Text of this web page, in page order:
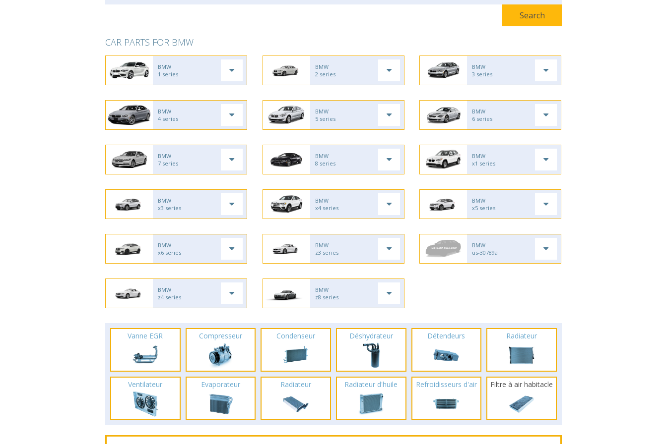
CAR PARTS FOR BMW
BMW
1 series
BMW
2 series
BMW
3 series
BMW
4 series
BMW
5 series
BMW
6 series
BMW
7 series
BMW
8 series
BMW
x1 series
BMW
x3 series
BMW
x4 series
BMW
x5 series
BMW
x6 series
BMW
z3 series
BMW
us-30789a
BMW
z4 series
BMW
z8 series
Vanne EGR Compresseur Condenseur Déshydrateur Détendeurs Radiateur
Ventilateur Evaporateur Radiateur Radiateur d'huile Refroidisseurs d'air Filtre à air habitacle